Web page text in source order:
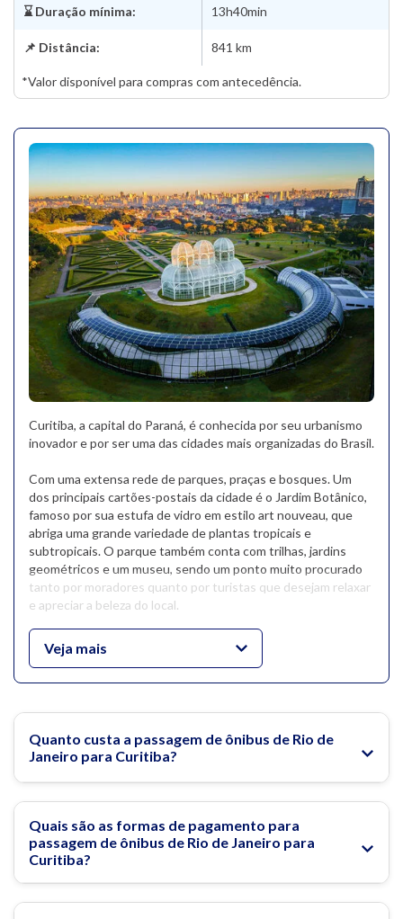
⌛ Duração mínima: 13h40min
📌 Distância: 841 km
*Valor disponível para compras com antecedência.
Curitiba, a capital do Paraná, é conhecida por seu urbanismo
inovador e por ser uma das cidades mais organizadas do Brasil.
Com uma extensa rede de parques, praças e bosques. Um
dos principais cartões-postais da cidade é o Jardim Botânico,
famoso por sua estufa de vidro em estilo art nouveau, que
abriga uma grande variedade de plantas tropicais e
subtropicais. O parque também conta com trilhas, jardins
geométricos e um museu, sendo um ponto muito procurado
tanto por moradores quanto por turistas que desejam relaxar
e apreciar a beleza do local.
Outro destaque turístico de Curitiba é a Ópera de Arame,
uma construção arquitetonicamente impressionante, feita de
Pedreira Paulo Leminski, um espaço cultural ao ar livre que
recebe grandes eventos e shows.
Além disso, o centro histórico da cidade, com suas ruas de
pedra e construções coloniais preservadas, proporciona um
passeio por importantes marcos culturais e históricos, como o
Largo da Ordem e a Igreja da Ordem Terceira de São
Francisco. Com uma combinação de natureza, arquitetura e
cultura, Curitiba encanta os visitantes!
Veja mais
Quanto custa a passagem de ônibus de Rio de
Janeiro para Curitiba?
Quais são as formas de pagamento para
passagem de ônibus de Rio de Janeiro para
Curitiba?